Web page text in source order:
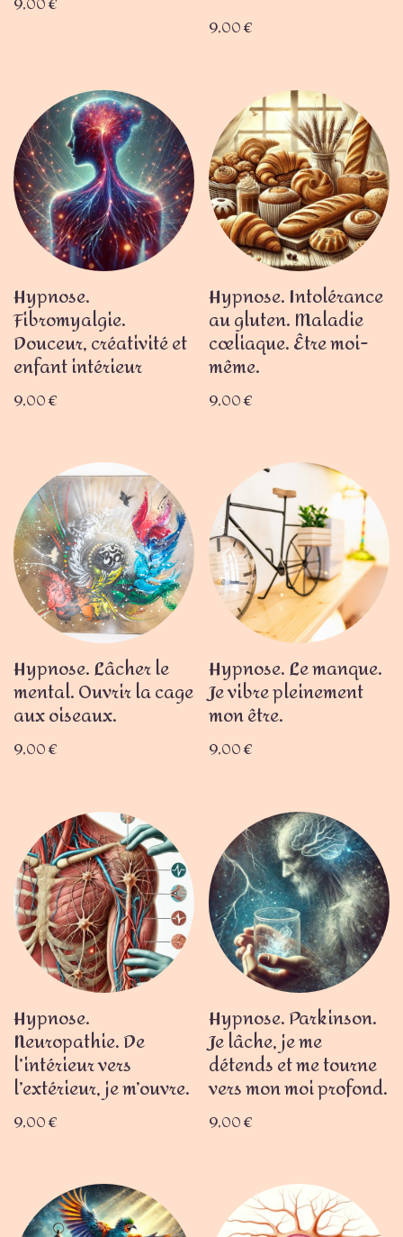
9,00€
Hypnose.
Fibromyalgie.
Douceur, créativité et
enfant intérieur
9,00€
Hypnose. Intolérance
au gluten. Maladie
cœliaque. Être moi-
même.
9,00€
Hypnose. Lâcher le
mental. Ouvrir la cage
aux oiseaux.
9,00€
Hypnose. Le manque.
Je vibre pleinement
mon être.
9,00€
Hypnose.
Neuropathie. De
l’intérieur vers
l’extérieur, je m’ouvre.
9,00€
Hypnose. Parkinson.
Je lâche, je me
détends et me tourne
vers mon moi profond.
9,00€